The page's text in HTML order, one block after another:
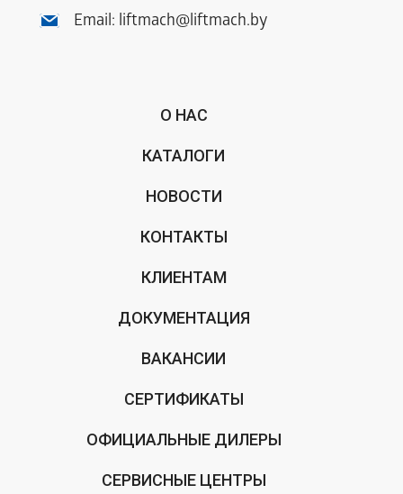
Email: liftmach@liftmach.by
О НАС
КАТАЛОГИ
НОВОСТИ
КОНТАКТЫ
КЛИЕНТАМ
ДОКУМЕНТАЦИЯ
ВАКАНСИИ
СЕРТИФИКАТЫ
ОФИЦИАЛЬНЫЕ ДИЛЕРЫ
СЕРВИСНЫЕ ЦЕНТРЫ